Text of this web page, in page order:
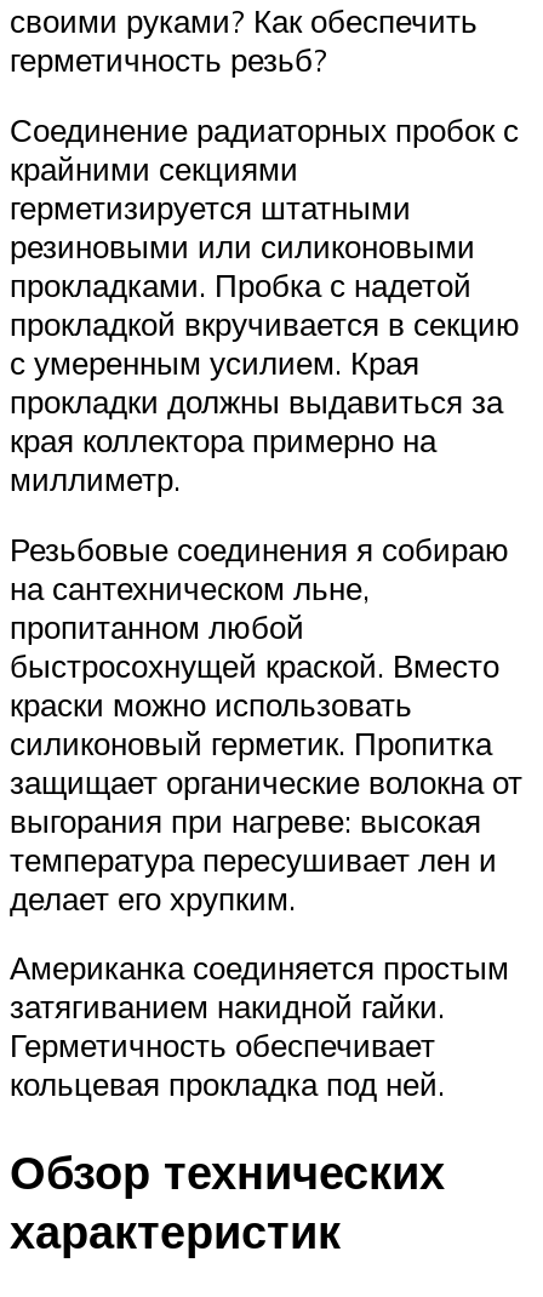
своими руками? Как обеспечить
герметичность резьб?
Соединение радиаторных пробок с
крайними секциями
герметизируется штатными
резиновыми или силиконовыми
прокладками. Пробка с надетой
прокладкой вкручивается в секцию
с умеренным усилием. Края
прокладки должны выдавиться за
края коллектора примерно на
миллиметр.
Резьбовые соединения я собираю
на сантехническом льне,
пропитанном любой
быстросохнущей краской. Вместо
краски можно использовать
силиконовый герметик. Пропитка
защищает органические волокна от
выгорания при нагреве: высокая
температура пересушивает лен и
делает его хрупким.
Американка соединяется простым
затягиванием накидной гайки.
Герметичность обеспечивает
кольцевая прокладка под ней.
Обзор технических
характеристик